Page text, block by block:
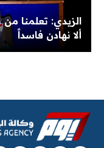
الزيدي: تعلمنا
ألا نهادن فاسداً